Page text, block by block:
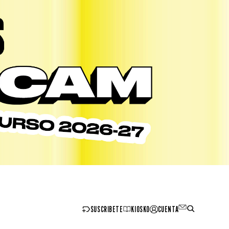
SUSCRIBETE KIOSKO CUENTA